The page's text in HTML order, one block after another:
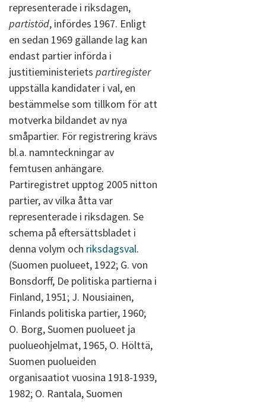
representerade i riksdagen,
partistöd, infördes 1967. Enligt
en sedan 1969 gällande lag kan
endast partier införda i
justitieministeriets partiregister
uppställa kandidater i val, en
bestämmelse som tillkom för att
motverka bildandet av nya
småpartier. För registrering krävs
bl.a. namnteckningar av
femtusen anhängare.
Partiregistret upptog 2005 nitton
partier, av vilka åtta var
representerade i riksdagen. Se
schema på eftersättsbladet i
denna volym och riksdagsval.
(Suomen puolueet, 1922; G. von
Bonsdorff, De politiska partierna i
Finland, 1951; J. Nousiainen,
Finlands politiska partier, 1960;
O. Borg, Suomen puolueet ja
puolueohjelmat, 1965, O. Hölttä,
Suomen puolueiden
organisaatiot vuosina 1918-1939,
1982; O. Rantala, Suomen